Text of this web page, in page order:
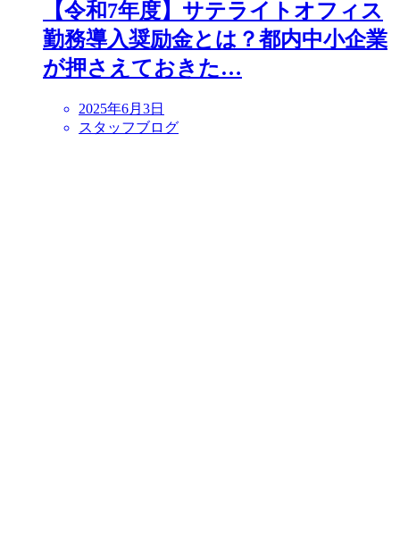
【令和7年度】サテライトオフィス
勤務導入奨励金とは？都内中小企業
が押さえておきた…
2025年6月3日
スタッフブログ